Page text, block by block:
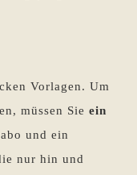
Vorlagen. Um
müssen Sie ein
und ein
nur hin und